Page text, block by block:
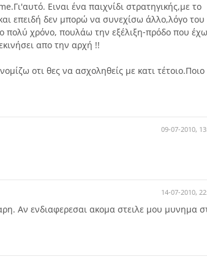
Ειναι ένα παιχνίδι στρατηγικής,με το
επειδή δεν μπορώ να συνεχίσω άλλο,λόγο του
πολύ χρόνο, πουλάω την εξέλιξη-πρόδο που έχω
απο την αρχή !!
οτι θες να ασχοληθείς με κατι τέτοιο.Ποιο
09-07-2010,
14-07-2010,
Αν ενδιαφερεσαι ακομα στειλε μου μυνημα